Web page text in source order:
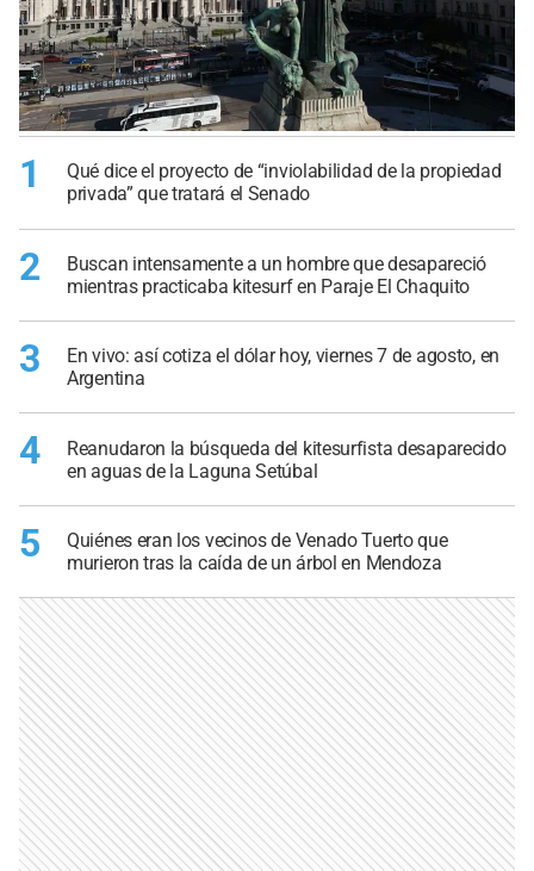
1
Qué dice el proyecto de “inviolabilidad de la propiedad
privada” que tratará el Senado
2
Buscan intensamente a un hombre que desapareció
mientras practicaba kitesurf en Paraje El Chaquito
3
En vivo: así cotiza el dólar hoy, viernes 7 de agosto, en
Argentina
4
Reanudaron la búsqueda del kitesurfista desaparecido
en aguas de la Laguna Setúbal
5
Quiénes eran los vecinos de Venado Tuerto que
murieron tras la caída de un árbol en Mendoza